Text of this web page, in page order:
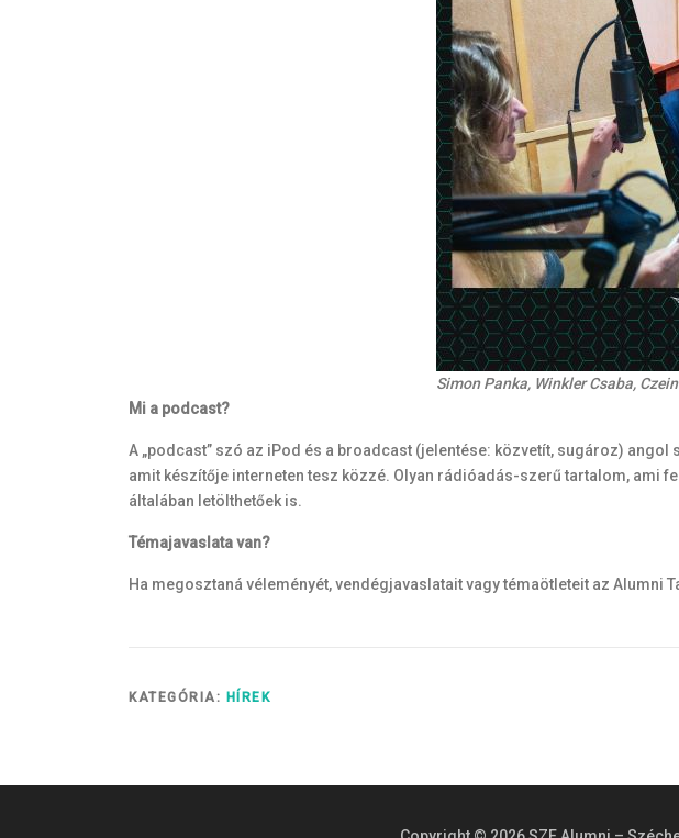
Simon Panka, Winkler Csaba,
Mi a podcast?
A „podcast” szó az iPod és a broadcast (jelentése: közvetít, sugároz)
amit készítője interneten tesz közzé. Olyan rádióadás-szerű tartalom, ami
általában letölthetőek is.
Témajavaslata van?
Ha megosztaná véleményét, vendégjavaslatait vagy témaötleteit az Alumni
KATEGÓRIA: HÍREK